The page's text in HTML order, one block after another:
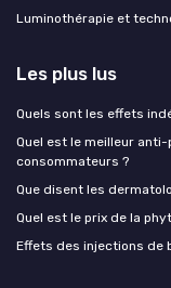
Luminothérapie et
Les plus lus
Quels sont les effets
Quel est le meilleur
consommateurs ?
Que disent les
Quel est le prix de la
Effets des injections de